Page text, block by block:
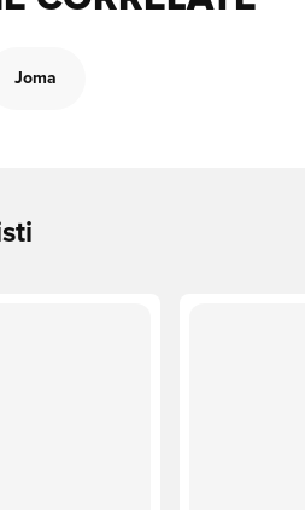
Joma